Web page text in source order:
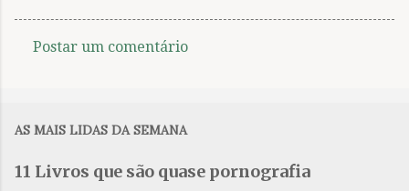
n
Postar um comentário
AS MAIS LIDAS DA SEMANA
11 Livros que são quase pornografia